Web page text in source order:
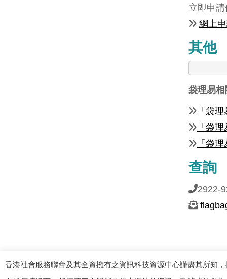
立即申
網上
其他
袋理易
「袋
「袋
「袋
查詢
2922-
香港社會服務聯會及其全資擁有之資訊科技資源中心謹盡其所知